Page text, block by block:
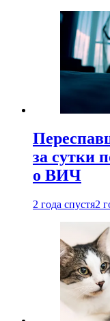
за сутки
о ВИЧ
2 года спустя2